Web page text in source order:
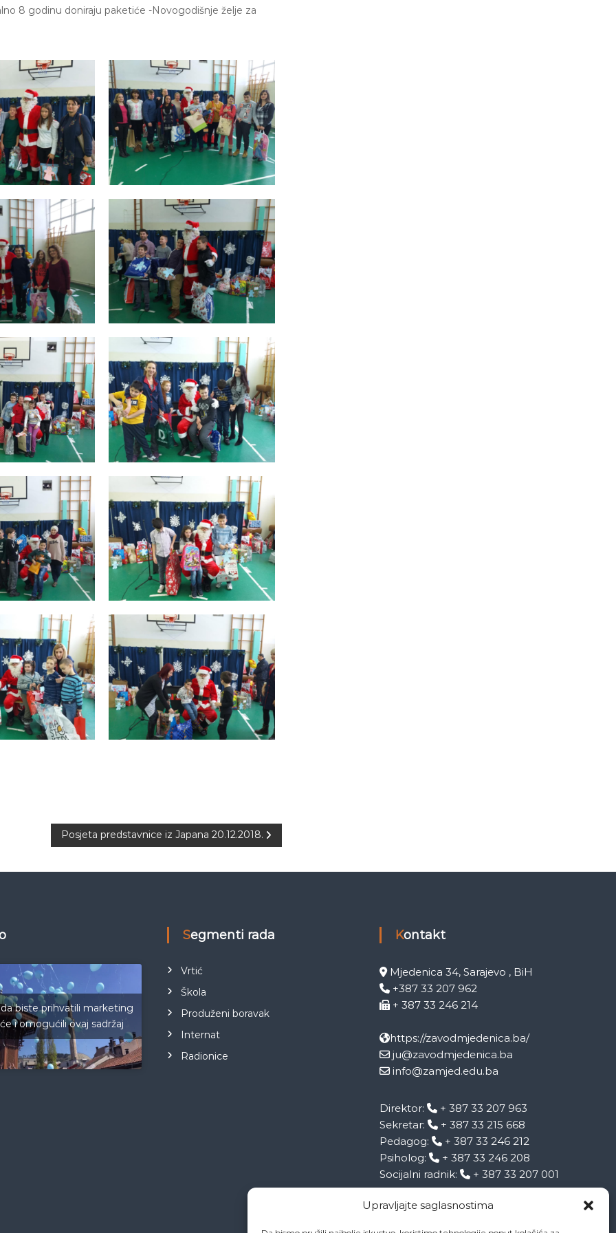
Upravljajte saglasnostima
8 godinu doniraju paketiće -Novogodišnje želje za
Posjeta predstavnice iz Japana 20.12.2018.
biste prihvatili marketing
i omogućili ovaj sadržaj
Segmenti rada
Vrtić
Škola
Produženi boravak
Internat
Radionice
Kontakt
Mjedenica 34, Sarajevo , BiH
+387 33 207 962
+ 387 33 246 214
https://zavodmjedenica.ba/
ju@zavodmjedenica.ba
info@zamjed.edu.ba
Direktor:
+ 387 33 207 963
Sekretar:
+ 387 33 215 668
Pedagog:
+ 387 33 246 212
Psiholog:
+ 387 33 246 208
Socijalni radnik:
+ 387 33 207 001